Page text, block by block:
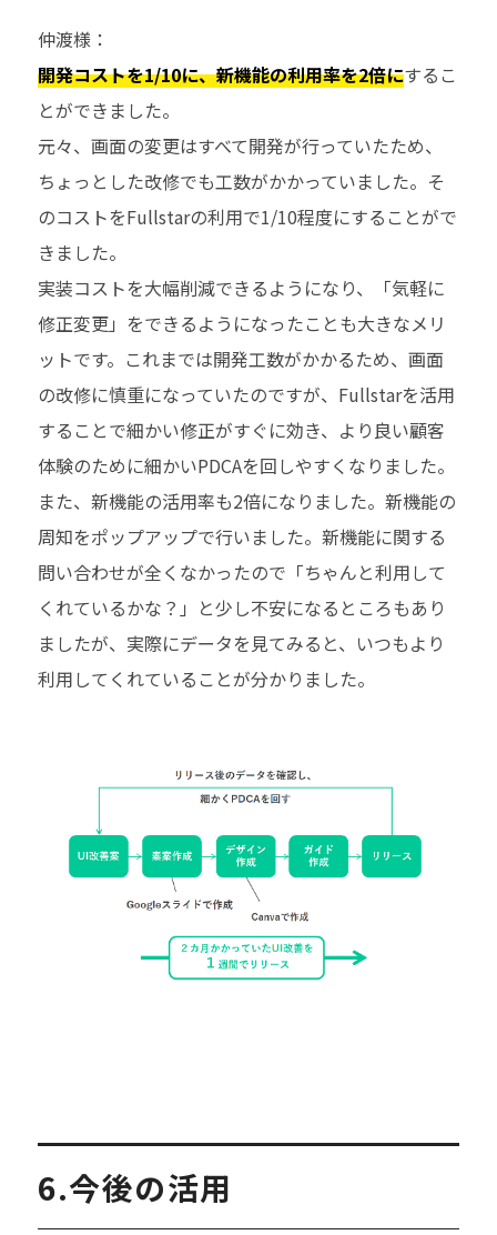
仲渡様：
開発コストを1/10に、新機能の利用率を2倍にするこ
とができました。
元々、画面の変更はすべて開発が行っていたため、
ちょっとした改修でも工数がかかっていました。そ
のコストをFullstarの利用で1/10程度にすることがで
きました。
実装コストを大幅削減できるようになり、「気軽に
修正変更」をできるようになったことも大きなメリ
ットです。これまでは開発工数がかかるため、画面
の改修に慎重になっていたのですが、 Fullstarを活用
することで細かい修正がすぐに効き、より良い顧客
体験のために細かいPDCAを回しやすくなりました。
また、新機能の活用率も2倍になりました。新機能の
周知をポップアップで行いました。新機能に関する
問い合わせが全くなかったので「ちゃんと利用して
くれているかな？」と少し不安になるところもあり
ましたが、実際にデータを見てみると、いつもより
利用してくれていることが分かりました。
6.今後の活用